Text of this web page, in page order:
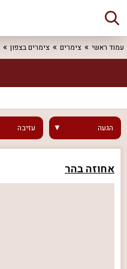
עמוד ראשי צימרים צימרים בצפון
הגעה עזיבה
אחוזה בהר